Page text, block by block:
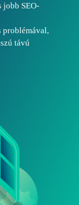
jobb SEO-
problémával,
távú